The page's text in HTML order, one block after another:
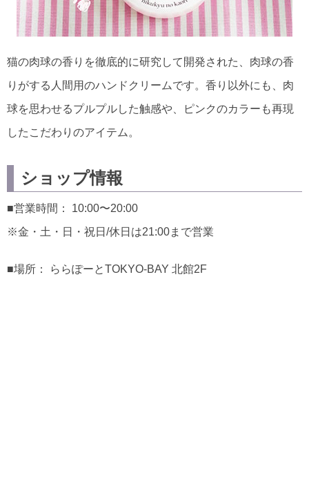
猫の肉球の香りを徹底的に研究して開発された、肉球の香
りがする人間用のハンドクリームです。香り以外にも、肉
球を思わせるプルプルした触感や、ピンクのカラーも再現
したこだわりのアイテム。
ショップ情報
■営業時間： 10:00〜20:00
※金・土・日・祝日/休日は21:00まで営業
■場所： ららぽーとTOKYO-BAY 北館2F